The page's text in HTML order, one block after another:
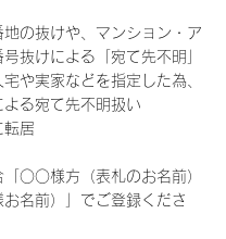
地の抜けや、マンション・ア
抜けによる「宛て先不明」
宅や実家などを指定した為、
よる宛て先不明扱い
転居
「○○様方（表札のお名前）
名前）」でご登録くださ